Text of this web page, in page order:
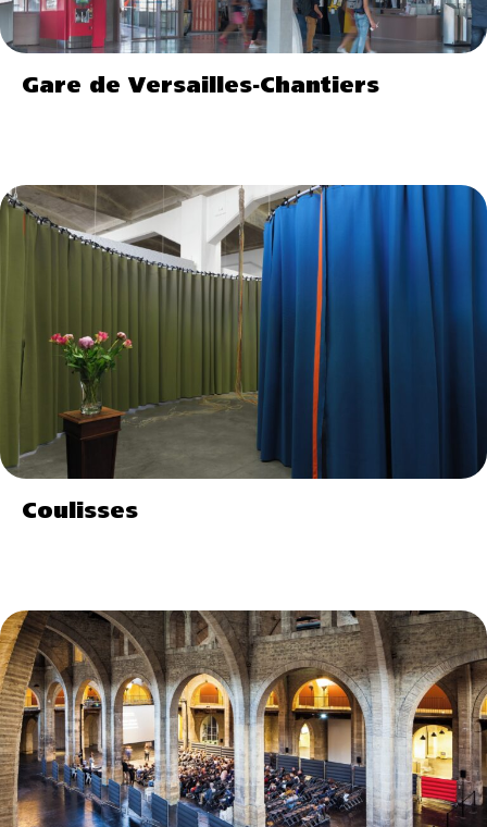
Gare de Versailles-Chantiers
Coulisses